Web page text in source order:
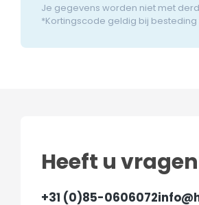
Je gegevens worden niet met
*Kortingscode geldig bij besteding
Heeft u
+31 (0)85-0606072